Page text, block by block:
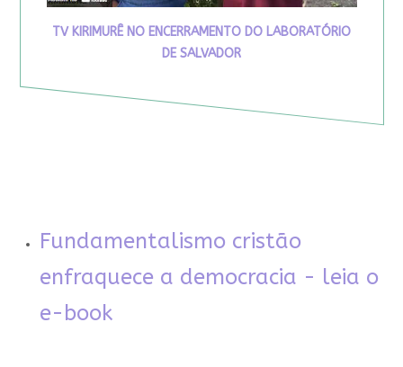
TV KIRIMURÊ NO ENCERRAMENTO DO LABORATÓRIO
DE SALVADOR
Fundamentalismo cristão
enfraquece a democracia - leia o
e-book